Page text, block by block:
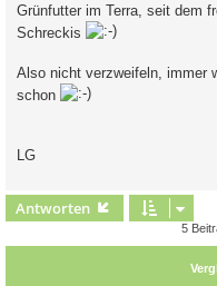
Grünfutter im Terra, seit dem
Schreckis
Also nicht verzweifeln, immer
schon
LG
Antworten
5